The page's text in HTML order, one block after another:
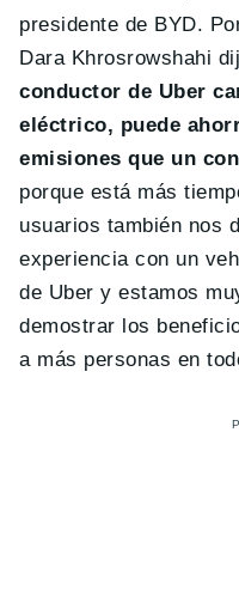
presidente de BYD.
Dara Khrosrowshahi
conductor de Uber
eléctrico, puede
emisiones que un
porque está más
usuarios también nos
experiencia con un
de Uber y estamos
demostrar los
a más personas en